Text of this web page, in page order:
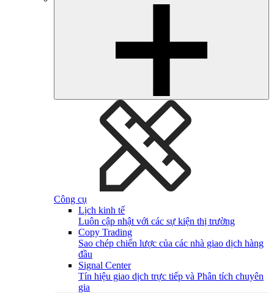
Công cụ
Lịch kinh tế
Luôn cập nhật với các sự kiện thị trường
Copy Trading
Sao chép chiến lược của các nhà giao dịch hàng
đầu
Signal Center
Tín hiệu giao dịch trực tiếp và Phân tích chuyên
gia